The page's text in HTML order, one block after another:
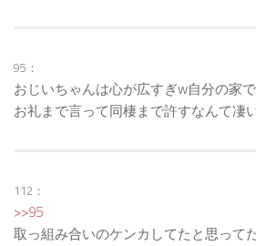
95：
おじいちゃんは心が広すぎw自分の家
お礼まで言って同棲まで許すなんて凄
112：
>>95
取っ組み合いのケンカしてたと思って